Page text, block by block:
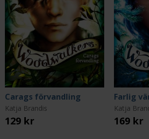
Carags förvandling
Katja Brandis
129 kr
Farlig
Katja
169 kr